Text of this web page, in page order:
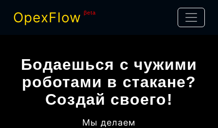
OpexFlow βeta
Бодаешься с чужими
роботами в стакане?
Создай своего!
Мы делаем